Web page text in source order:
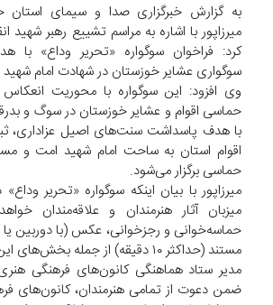
به گزارش خبرگزاری صدا و سیمای استان
میرزاپور با اشاره به مراسم تشییع رهبر شهید
کرد: فراخوان سوگواره «تحریر وداع»
سوگواری عشایر خوزستان در شهادت امام
وی افزود: این سوگواره با محوریت
حماسی اقوام و عشایر خوزستان در سوگ و
با هدف پاسداشت سنت‌های اصیل عزاداری،
اقوام استان به ساحت امام شهید امت و
حماسی برگزار می‌شود.
میرزاپور با بیان اینکه سوگواره «تحریر
میزبان آثار هنرمندان و علاقه‌مندان
حماسه‌خوانی و رجزخوانی، عکس (با دوربین یا
مستند (حداکثر ۱۰ دقیقه) از جمله بخش‌های این مراسم است.
مدیر ستاد هماهنگی کانون‌های فرهنگی
ضمن دعوت از تمامی هنرمندان، کانون‌های